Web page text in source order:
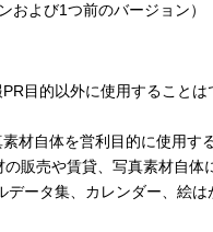
および1つ前のバージョン）
目的以外に使用することは
材自体を営利目的に使用す
販売や賃貸、写真素材自体
データ集、カレンダー、絵は